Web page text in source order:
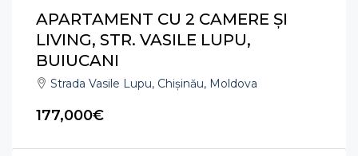
APARTAMENT CU 2 CAMERE ȘI
LIVING, STR. VASILE LUPU,
BUIUCANI
Strada Vasile Lupu, Chișinău, Moldova
177,000€